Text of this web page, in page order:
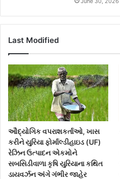
Last Modified
ઔદ્યોગિક વપરાશકર્તાઓ, ખાસ
કરીને યુરિયા ફોર્માલ્ડીહાઇડ (UF)
રેઝિન ઉત્પાદન એકમોને
સબસિડીવાળા કૃષિ યુરિયાના કથિત
ડાયવર્ઝન અંગે ગંભીર જાહેર